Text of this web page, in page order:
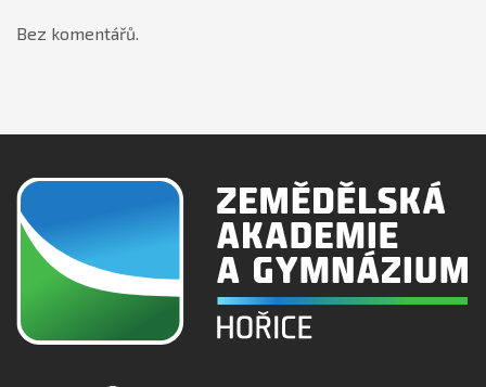
Bez komentářů.